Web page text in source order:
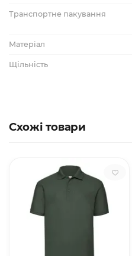
Транспортне пакування
Матеріал
Щільність
Схожі товари